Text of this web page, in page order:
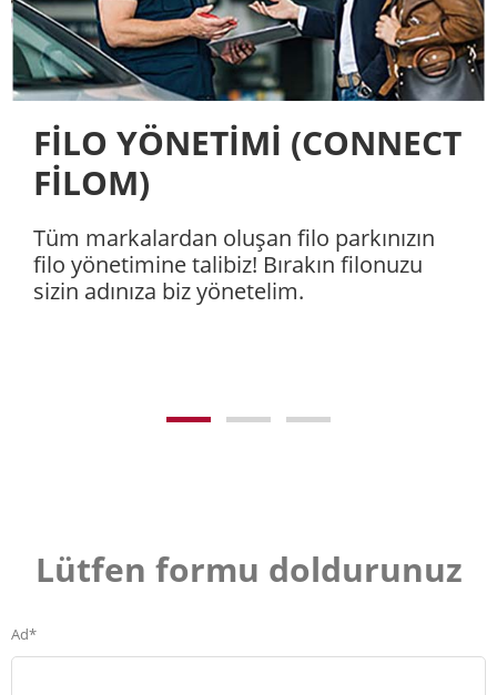
FİLO YÖNETİMİ (CONNECT
FİLOM)
Tüm markalardan oluşan filo parkınızın
filo yönetimine talibiz! Bırakın filonuzu
sizin adınıza biz yönetelim.
Lütfen formu doldurunuz
Ad*